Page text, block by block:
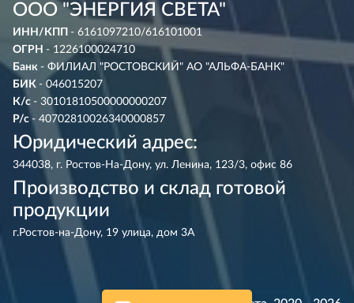
ООО "ЭНЕРГИЯ СВЕТА"
ИНН/КПП - 6161097210/616101001
ОГРН - 1226100024710
Банк - ФИЛИАЛ "РОСТОВСКИЙ" АО "АЛЬФА-БАНК"
БИК - 046015207
К/с - 30101810500000000207
Р/с - 40702810026340000857
Юридический адрес:
344038, г. Ростов-На-Дону, ул. Ленина, 123/3, офис 86
Производство и склад готовой
продукции
г.Ростов-на-Дону, 19 улица, дом 3А